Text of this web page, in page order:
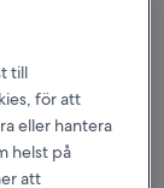
som
vår Tjänst
”privat
oss att de
till
för att
eller hantera
helst på
att